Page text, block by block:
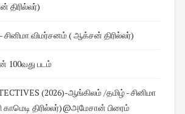
- சினிமா விமர்சனம் ( ஆக்சன் திரில்லர்)
100வது படம்
(2026)-ஆங்கிலம் /தமிழ் - சினிமா
காமெடி திரில்லர்)@அமேசான் பிரைம்